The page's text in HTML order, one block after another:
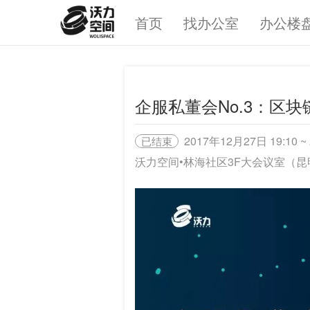
首页 找办公室 办公楼
企服私董会No.3：区块
已结束
2017年12月27日 19:10 ~
沃力空间•林海社区3F大会议室（